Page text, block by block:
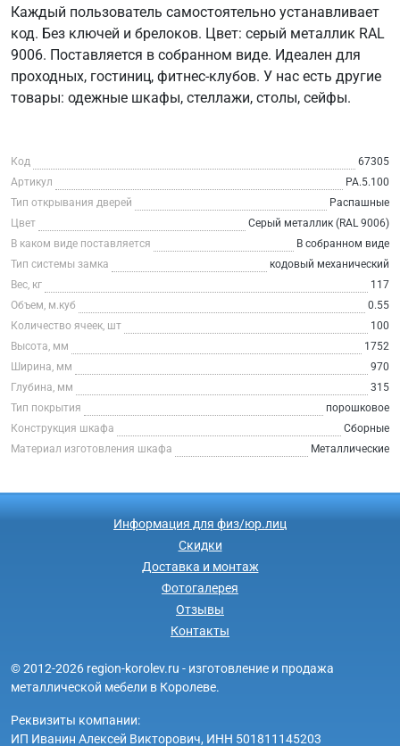
Каждый пользователь самостоятельно устанавливает
код. Без ключей и брелоков. Цвет: серый металлик RAL
9006. Поставляется в собранном виде. Идеален для
проходных, гостиниц, фитнес-клубов. У нас есть другие
товары: одежные шкафы, стеллажи, столы, сейфы.
Код
67305
Артикул
РА.5.100
Тип открывания дверей
Распашные
Цвет
Серый металлик (RAL 9006)
В каком виде поставляется
В собранном виде
Тип системы замка
кодовый механический
Вес, кг
117
Объем, м.куб
0.55
Количество ячеек, шт
100
Высота, мм
1752
Ширина, мм
970
Глубина, мм
315
Тип покрытия
порошковое
Конструкция шкафа
Сборные
Материал изготовления шкафа
Металлические
Информация для физ/юр.лиц
Скидки
Доставка и монтаж
Фотогалерея
Отзывы
Контакты
© 2012-2026 region-korolev.ru - изготовление и продажа
металлической мебели в Королеве.
Реквизиты компании:
ИП Иванин Алексей Викторович, ИНН 501811145203